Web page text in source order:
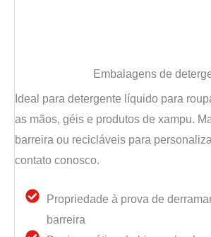
Embalagens de
Ideal para detergente líquido para
as mãos, géis e produtos de xampu.
barreira ou recicláveis para
contato conosco.
Propriedade à prova de
barreira